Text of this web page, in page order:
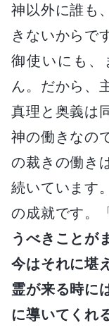
神以外に誰も
きないからで
御使いにも、
ん。だから、
真理と奥義は
神の働きなの
の裁きの働き
続いています
の成就です。
うべきことが
今はそれに堪
霊が来る時に
に導いてくれ